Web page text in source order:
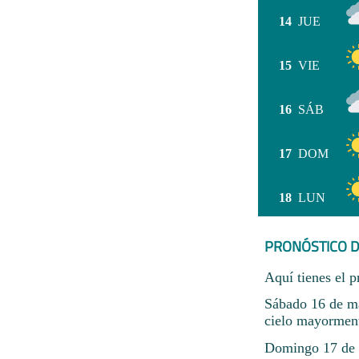
14 JUE
15 VIE
16 SÁB
17 DOM
18 LUN
PRONÓSTICO
Aquí tienes el
Sábado 16 de
cielo
Domingo 17